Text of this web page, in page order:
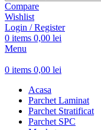
Compare
Wishlist
Login / Register
0 items 0,00 lei
Menu
0 items 0,00 lei
Acasa
Parchet Laminat
Parchet Stratificat
Parchet SPC